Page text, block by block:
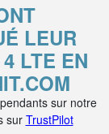
LEUR
LTE EN
sur notre
surTrustPilot